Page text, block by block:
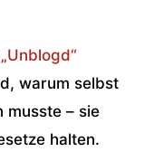
„Unblogd“
warum selbst
musste – sie
halten.